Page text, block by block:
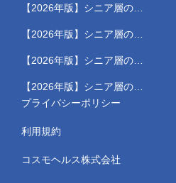
【2026年版】シニア層の健
ート
【2026年版】シニア層のス
レポート
【2026年版】シニア層の健
ート
【2026年版】シニア層の野
菜高騰に関する実態調査レポ
プライバシーポリシー
利用規約
コスモヘルス株式会社